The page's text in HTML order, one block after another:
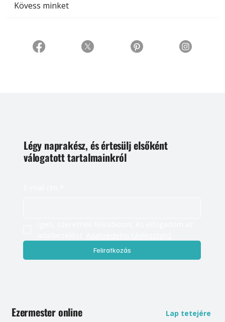
Kövess minket
Légy naprakész, és értesülj elsőként
válogatott tartalmainkról
Feliratkozás
Ezermester online Lap tetejére